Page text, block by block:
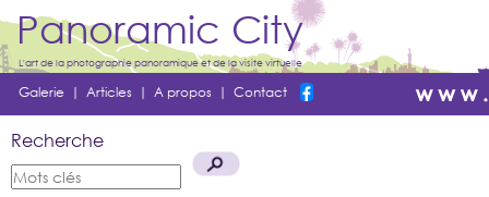
Panoramic City
L'art de la photographie panoramique et de la visite virtuelle
Galerie | Articles | A propos | Contact
Recherche